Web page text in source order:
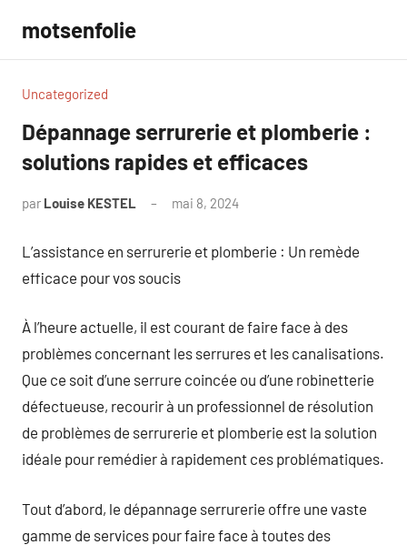
contenu
motsenfolie
Uncategorized
Dépannage serrurerie et plomberie :
solutions rapides et efficaces
par Louise KESTEL mai 8, 2024
L’assistance en serrurerie et plomberie : Un remède
efficace pour vos soucis
À l’heure actuelle, il est courant de faire face à des
problèmes concernant les serrures et les canalisations.
Que ce soit d’une serrure coincée ou d’une robinetterie
défectueuse, recourir à un professionnel de résolution
de problèmes de serrurerie et plomberie est la solution
idéale pour remédier à rapidement ces problématiques.
Tout d’abord, le dépannage serrurerie offre une vaste
gamme de services pour faire face à toutes des